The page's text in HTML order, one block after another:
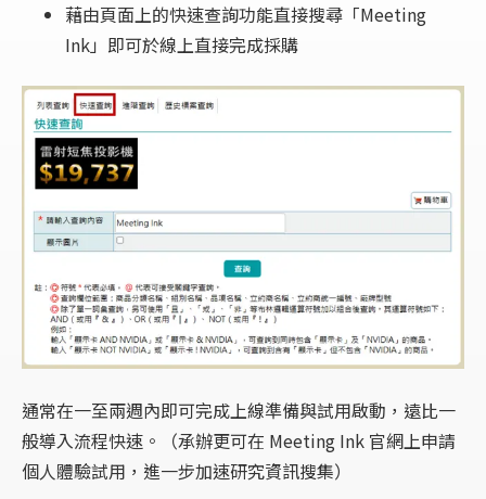
藉由頁面上的快速查詢功能直接搜尋「Meeting
Ink」即可於線上直接完成採購
通常在一至兩週內即可完成上線準備與試用啟動，遠比一
般導入流程快速。（承辦更可在 Meeting Ink 官網上申請
個人體驗試用，進一步加速研究資訊搜集）